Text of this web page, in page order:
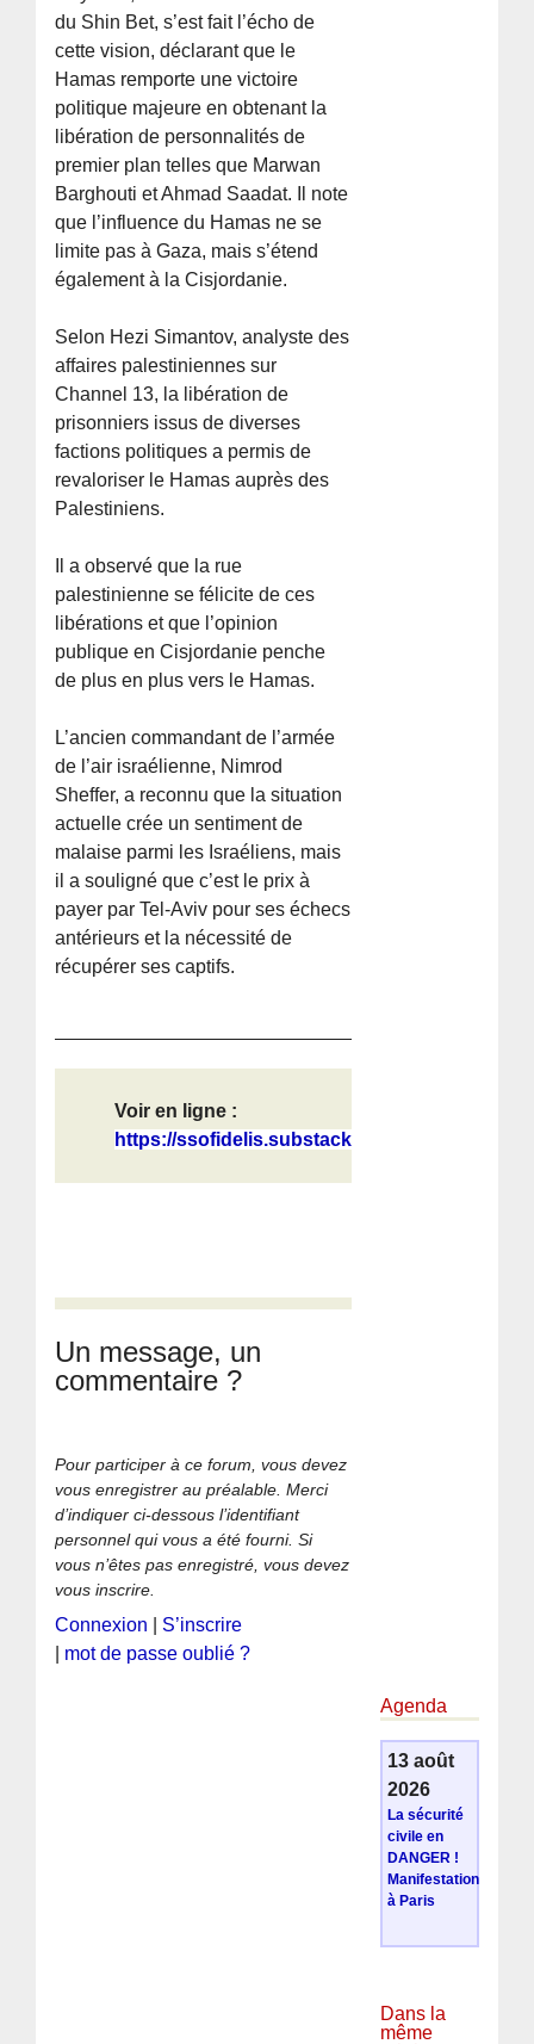
du Shin Bet, s’est fait l’écho de
cette vision, déclarant que le
Hamas remporte une victoire
politique majeure en obtenant la
libération de personnalités de
premier plan telles que Marwan
Barghouti et Ahmad Saadat. Il note
que l’influence du Hamas ne se
limite pas à Gaza, mais s’étend
également à la Cisjordanie.
Selon Hezi Simantov, analyste des
affaires palestiniennes sur
Channel 13, la libération de
prisonniers issus de diverses
factions politiques a permis de
revaloriser le Hamas auprès des
Palestiniens.
Il a observé que la rue
palestinienne se félicite de ces
libérations et que l’opinion
publique en Cisjordanie penche
de plus en plus vers le Hamas.
L’ancien commandant de l’armée
de l’air israélienne, Nimrod
Sheffer, a reconnu que la situation
actuelle crée un sentiment de
malaise parmi les Israéliens, mais
il a souligné que c’est le prix à
payer par Tel-Aviv pour ses échecs
antérieurs et la nécessité de
récupérer ses captifs.
Voir en ligne :
https://ssofidelis.substack.com/p/b...
Un message, un
commentaire ?
Pour participer à ce forum, vous devez
vous enregistrer au préalable. Merci
d’indiquer ci-dessous l’identifiant
personnel qui vous a été fourni. Si
vous n’êtes pas enregistré, vous devez
vous inscrire.
Connexion
S’inscrire
mot de passe oublié ?
Agenda
13 août
2026
La sécurité
civile en
DANGER !
Manifestation
à Paris
Dans la
même